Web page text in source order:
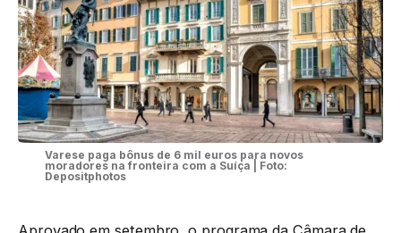
Varese paga bônus de 6 mil euros para novos
moradores na fronteira com a Suíça | Foto:
Depositphotos